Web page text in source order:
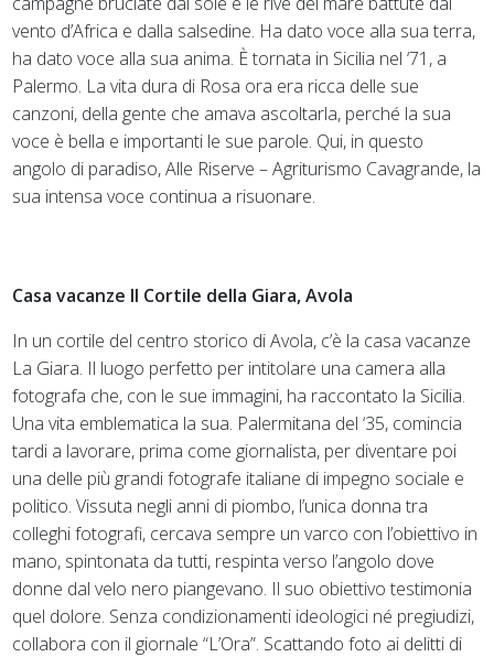
vento d’Africa e dalla salsedine. Ha dato voce alla sua terra,
ha dato voce alla sua anima. È tornata in Sicilia nel ‘71, a
Palermo. La vita dura di Rosa ora era ricca delle sue
canzoni, della gente che amava ascoltarla, perché la sua
voce è bella e importanti le sue parole. Qui, in questo
angolo di paradiso, Alle Riserve – Agriturismo Cavagrande, la
sua intensa voce continua a risuonare.
Casa vacanze Il Cortile della Giara, Avola
In un cortile del centro storico di Avola, c’è la casa vacanze
La Giara. Il luogo perfetto per intitolare una camera alla
fotografa che, con le sue immagini, ha raccontato la Sicilia.
Una vita emblematica la sua. Palermitana del ‘35, comincia
tardi a lavorare, prima come giornalista, per diventare poi
una delle più grandi fotografe italiane di impegno sociale e
politico. Vissuta negli anni di piombo, l’unica donna tra
colleghi fotografi, cercava sempre un varco con l’obiettivo in
mano, spintonata da tutti, respinta verso l’angolo dove
donne dal velo nero piangevano. Il suo obiettivo testimonia
quel dolore. Senza condizionamenti ideologici né pregiudizi,
collabora con il giornale “L’Ora”. Scattando foto ai delitti di